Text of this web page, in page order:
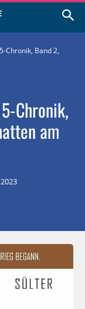
Chronik, Band 2,
Chronik,
am